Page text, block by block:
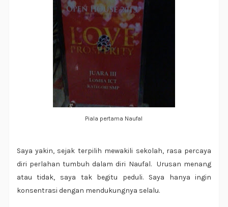
Piala pertama Naufal
Saya yakin, sejak terpilih mewakili sekolah, rasa percaya
diri perlahan tumbuh dalam diri Naufal. Urusan menang
atau tidak, saya tak begitu peduli. Saya hanya ingin
konsentrasi dengan mendukungnya selalu.